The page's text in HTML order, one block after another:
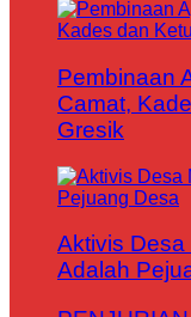
Pembinaan
Camat,
Gresik
Aktivis Desa
Adalah